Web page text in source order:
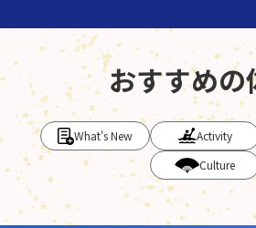
おすすめの
What's New Activity
Culture